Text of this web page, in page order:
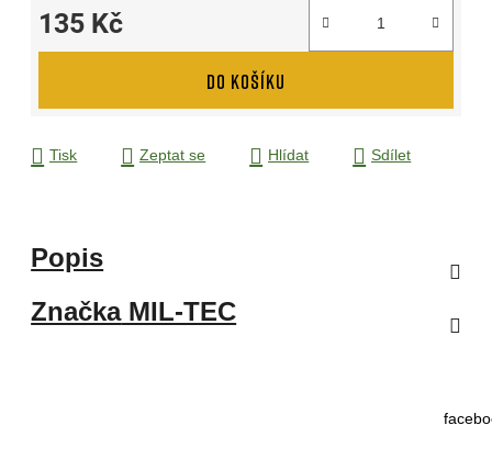
135 Kč
Měrná cena:
DO KOŠÍKU
Tisk Zeptat se Hlídat Sdílet
Popis
ZnačkaMIL-TEC